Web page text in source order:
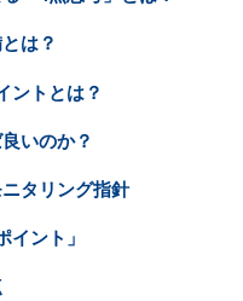
は？
ントとは？
いのか？
タリング指針
イント」